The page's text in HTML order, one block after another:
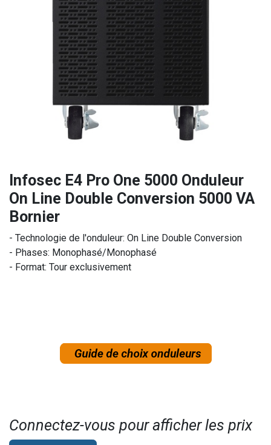
Infosec E4 Pro One 5000 Onduleur
On Line Double Conversion 5000 VA
Bornier
- Technologie de l'onduleur: On Line Double Conversion
- Phases: Monophasé/Monophasé
- Format: Tour exclusivement
Connectez-vous pour afficher les prix​